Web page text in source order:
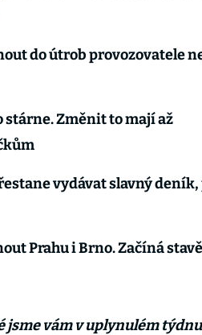
do útrob provozovatele
Změnit to mají až
vydávat slavný
Prahu i Brno. Začíná
jsme vám v uplynulém